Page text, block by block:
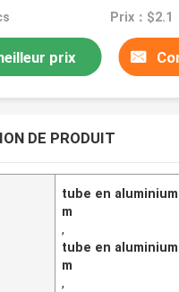
Prix：$2.1
prix
DE PRODUIT
tube en
m
,
tube en
m
,